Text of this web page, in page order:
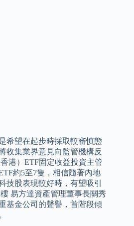
希望在起步時採取較審慎態
收集業界意見向監管機構反
港）ETF固定收益投資主管
約5至7隻，相信隨著內地
技股表現較好時，有望吸引
易方達資產管理董事長關秀
基金公司的聲譽，首階段傾